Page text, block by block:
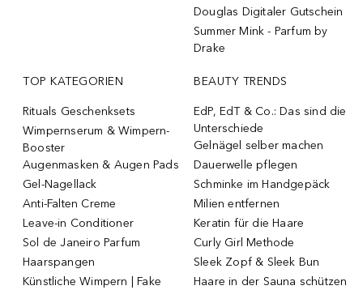
Douglas Digitaler Gutschein
Summer Mink - Parfum by
Drake
TOP KATEGORIEN
Rituals Geschenksets
Wimpernserum & Wimpern-
Booster
Augenmasken & Augen Pads
Gel-Nagellack
Anti-Falten Creme
Leave-in Conditioner
Sol de Janeiro Parfum
Haarspangen
Künstliche Wimpern | Fake
BEAUTY TRENDS
EdP, EdT & Co.: Das sind die
Unterschiede
Gelnägel selber machen
Dauerwelle pflegen
Schminke im Handgepäck
Milien entfernen
Keratin für die Haare
Curly Girl Methode
Sleek Zopf & Sleek Bun
Haare in der Sauna schützen